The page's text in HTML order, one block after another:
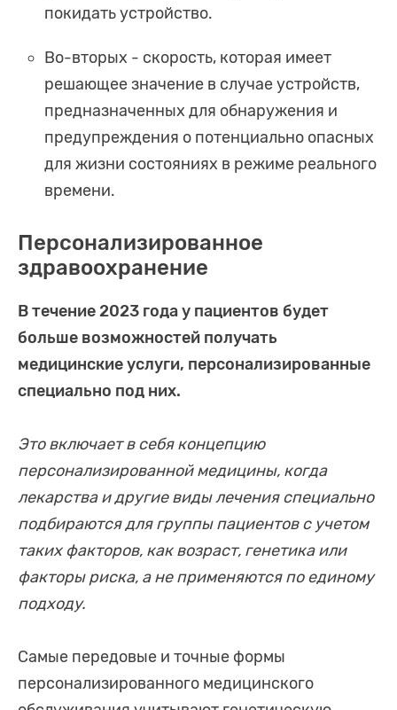
покидать устройство.
Во-вторых - скорость, которая имеет
решающее значение в случае устройств,
предназначенных для обнаружения и
предупреждения о потенциально опасных
для жизни состояниях в режиме реального
времени.
Персонализированное
здравоохранение
В течение 2023 года у пациентов будет
больше возможностей получать
медицинские услуги, персонализированные
специально под них.
Это включает в себя концепцию
персонализированной медицины, когда
лекарства и другие виды лечения специально
подбираются для группы пациентов с учетом
таких факторов, как возраст, генетика или
факторы риска, а не применяются по единому
подходу.
Самые передовые и точные формы
персонализированного медицинского